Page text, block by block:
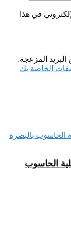
في هذا
المزعجة.
الخاصة بك
الحاسوب